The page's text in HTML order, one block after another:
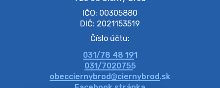
prebehne zber separovaného odpadu plastu. Prosíme
obyvateľov, aby vrecia s odpadom vyložili pred dom už
večer vopred, nakoľko firma F…
4. augusta 2026 09:51
Oznámenie o plánovanom prerušení dodávky
elektri…
Oznamujeme Vám, že v určitých dňoch bude v
IČO: 00305880
DIČ: 2021153519
Číslo účtu:
031/78 48 191
031/7020755
obecciernybrod@ciernybrod.sk